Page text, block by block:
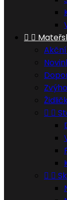
 
 
 